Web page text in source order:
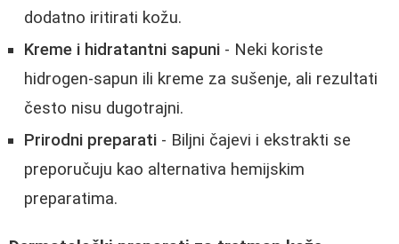
dodatno iritirati kožu.
Kreme i hidratantni sapuni - Neki koriste
hidrogen-sapun ili kreme za sušenje, ali rezultati
često nisu dugotrajni.
Prirodni preparati - Biljni čajevi i ekstrakti se
preporučuju kao alternativa hemijskim
preparatima.